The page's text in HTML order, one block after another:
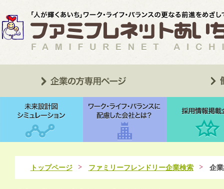
トップページ ファミリーフレンドリー企業検索 企